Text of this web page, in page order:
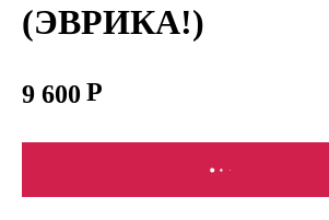
(ЭВРИКА!)
9 600
В КОРЗИНУ